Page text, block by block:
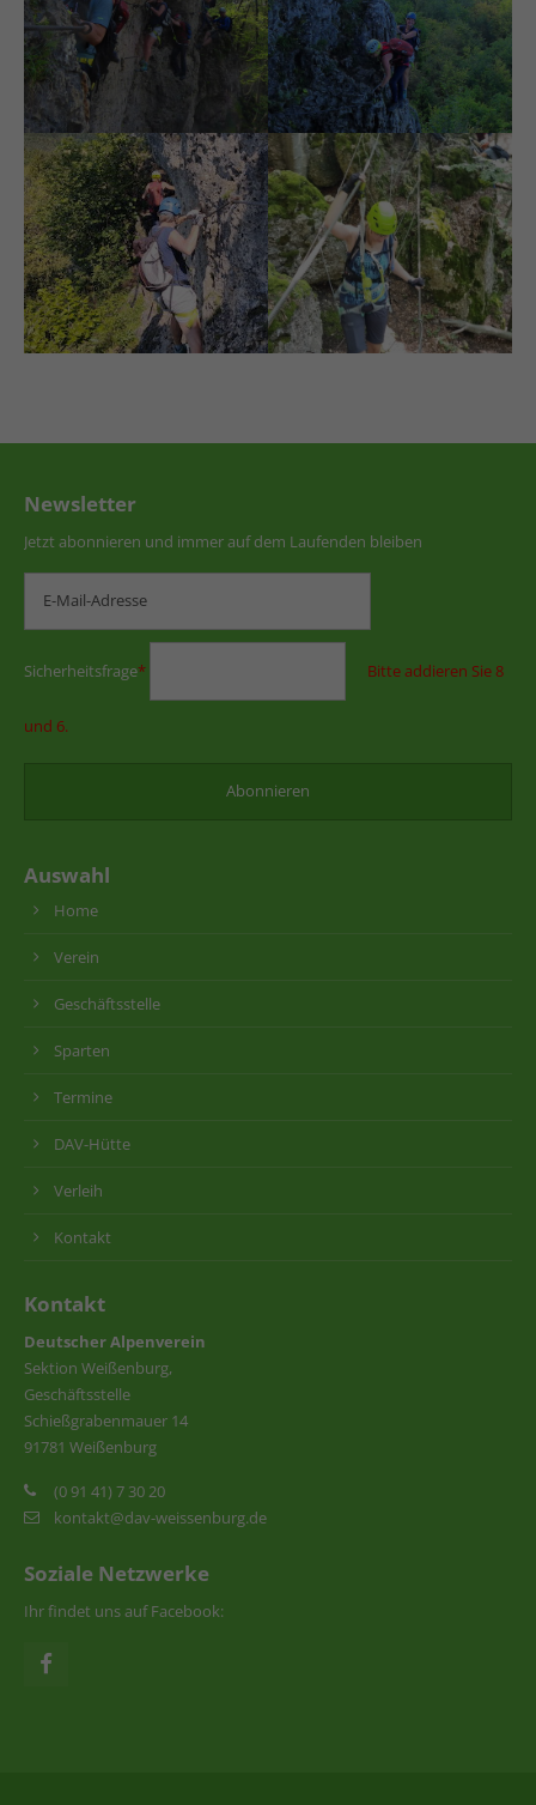
Newsletter
Jetzt abonnieren und immer auf dem Laufenden bleiben
Sicherheitsfrage* Bitte addieren Sie 8
und 6.
Auswahl
Home
Verein
Geschäftsstelle
Sparten
Termine
DAV-Hütte
Verleih
Kontakt
Kontakt
Deutscher Alpenverein
Sektion Weißenburg,
Geschäftsstelle
Schießgrabenmauer 14
91781 Weißenburg
(0 91 41) 7 30 20
kontakt@dav-weissenburg.de
Soziale Netzwerke
Ihr findet uns auf Facebook: